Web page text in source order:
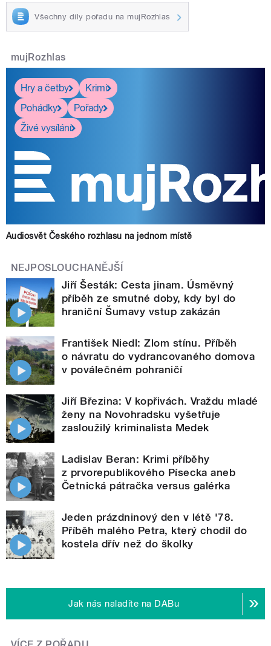
Všechny díly pořadu na mujRozhlas
mujRozhlas
Hry a četby
Krimi
Pohádky
Pořady
Živé vysílání
Audiosvět Českého rozhlasu na jednom místě
NEJPOSLOUCHANĚJŠÍ
Jiří Šesták: Cesta jinam. Úsměvný
příběh ze smutné doby, kdy byl do
hraniční Šumavy vstup zakázán
František Niedl: Zlom stínu. Příběh
o návratu do vydrancovaného domova
v poválečném pohraničí
Jiří Březina: V kopřivách. Vraždu mladé
ženy na Novohradsku vyšetřuje
zasloužilý kriminalista Medek
Ladislav Beran: Krimi příběhy
z prvorepublikového Písecka aneb
Četnická pátračka versus galérka
Jeden prázdninový den v létě '78.
Příběh malého Petra, který chodil do
kostela dřív než do školky
Jak nás naladíte na DABu